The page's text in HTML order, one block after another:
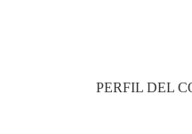
PERFIL DEL